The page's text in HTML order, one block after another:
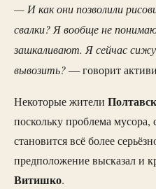
— И как они позволили
свалки? Я вообще не
зашкаливают. Я сейчас
вывозить?— говорит
Некоторые жители
поскольку проблема
становится всё более
предположение высказал и
Витишко.